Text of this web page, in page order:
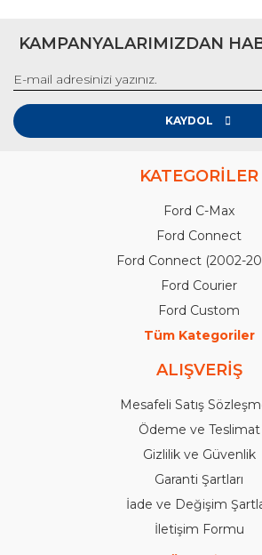
KAMPANYALARIMIZDAN
KAYDOL
KATEGORİLER
Ford C-Max
Ford Connect
Ford Connect (2002-
Ford Courier
Ford Custom
Tüm Kategoriler
ALIŞVERİŞ
Mesafeli Satış
Ödeme ve Teslimat
Gizlilik ve Güvenlik
Garanti Şartları
İade ve Değişim
İletişim Formu